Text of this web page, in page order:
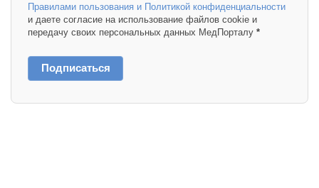
Правилами пользования и Политикой конфиденциальности
и даете согласие на использование файлов cookie и
передачу своих персональных данных МедПорталу *
Подписаться